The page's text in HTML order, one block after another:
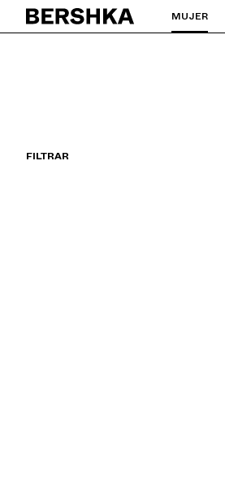
Volver a la página de inicioMUJER
FILTRAR